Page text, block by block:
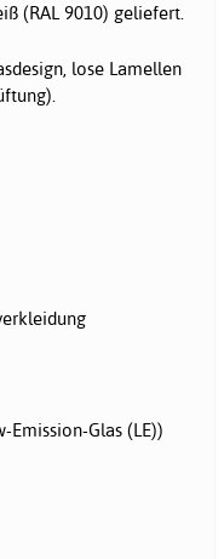
(RAL 9010) geliefert.
lose Lamellen
Emission-Glas (LE))